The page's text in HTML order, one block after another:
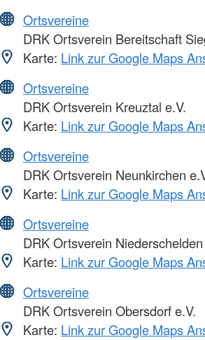
Ortsvereine
DRK Ortsverein Bereitschaft
Karte: Link zur Google Maps
Ortsvereine
DRK Ortsverein Kreuztal e.V.
Karte: Link zur Google Maps
Ortsvereine
DRK Ortsverein Neunkirchen
Karte: Link zur Google Maps
Ortsvereine
DRK Ortsverein Niederschelden
Karte: Link zur Google Maps
Ortsvereine
DRK Ortsverein Obersdorf e.V.
Karte: Link zur Google Maps